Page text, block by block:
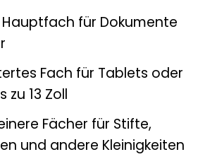
Hauptfach für Dokumente
Fach für Tablets oder
zu 13 Zoll
Fächer für Stifte,
und andere Kleinigkeiten